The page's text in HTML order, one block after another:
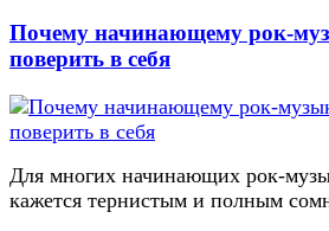
Почему начинающему рок-
поверить в себя
Для многих начинающих рок-
кажется тернистым и полным